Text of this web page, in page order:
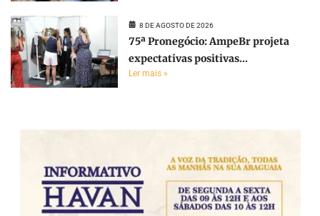
8 DE AGOSTO DE 2026
75ª Pronegócio: AmpeBr projeta
expectativas positivas...
Ler mais »